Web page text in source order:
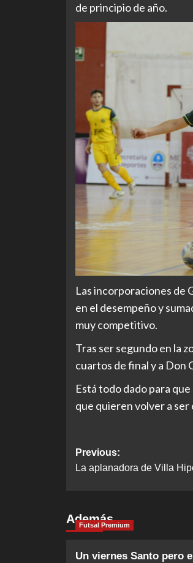
de principio de año.
Las incorporaciones de
en el desempeño y
muy competitivo.
Tras ser segundo en la
cuartos de final y a Don
Está todo dado para
que quieren volver a ser
Post
navigation
Previous:
La aplanadora de Villa
Además
Futsal Premium
Un viernes Santo pero